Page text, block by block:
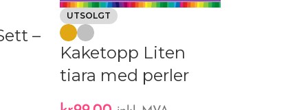
–
UTSOLGT
Kaketopp Liten
tiara med perler